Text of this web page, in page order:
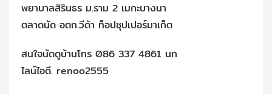
พยาบาลสิรินธร ม.ราม 2 เมกะบางนา
ตลาดนัด อตก.วีด้า ท็อปซุปเปอร์มาเก็ต
สนใจนัดดูบ้านโทร 086 337 4861 นก
ไลน์ไอดี. renoo2555